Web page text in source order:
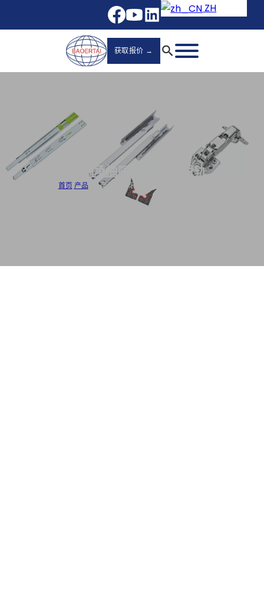
ZH
获取报价 →
滚珠轴承抽屉滑轨 抽屉滑轨
首页 产品 45 毫米三折滚珠轴承抽屉滑轨批发商